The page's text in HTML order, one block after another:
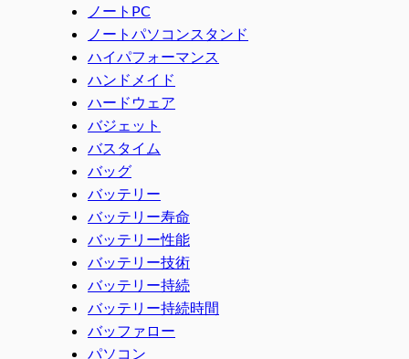
ノートPC
ノートパソコンスタンド
ハイパフォーマンス
ハンドメイド
ハードウェア
バジェット
バスタイム
バッグ
バッテリー
バッテリー寿命
バッテリー性能
バッテリー技術
バッテリー持続
バッテリー持続時間
バッファロー
パソコン